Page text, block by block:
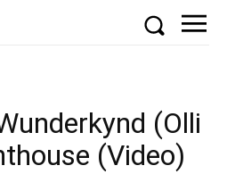
(Olli
(Video)